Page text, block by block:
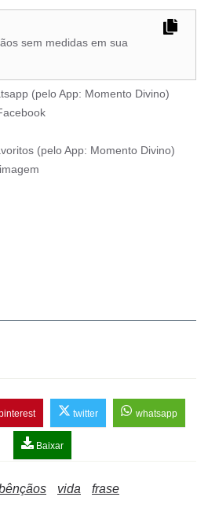
sem medidas em sua
(pelo App: Momento Divino)
(pelo App: Momento Divino)
twitter whatsapp
Baixar
vida frase